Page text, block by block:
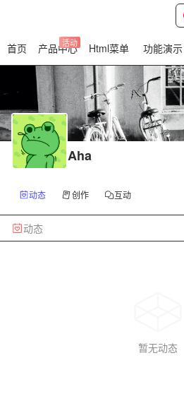
首页 产品中心
活动 Html菜单 功能演示
Aha
动态 创作 互动
动态
暂无动态